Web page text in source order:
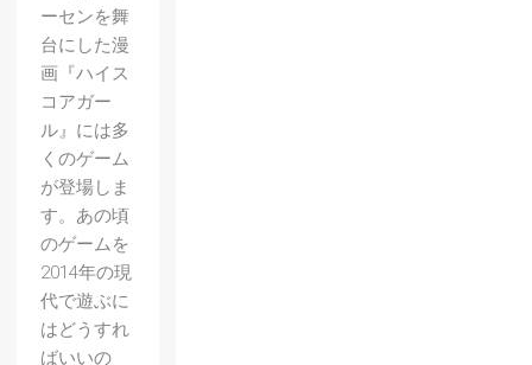
ーセンを舞
台にした漫
画『ハイス
コアガー
ル』には多
くのゲーム
が登場しま
す。あの頃
のゲームを
2014年の現
代で遊ぶに
はどうすれ
ばいいの